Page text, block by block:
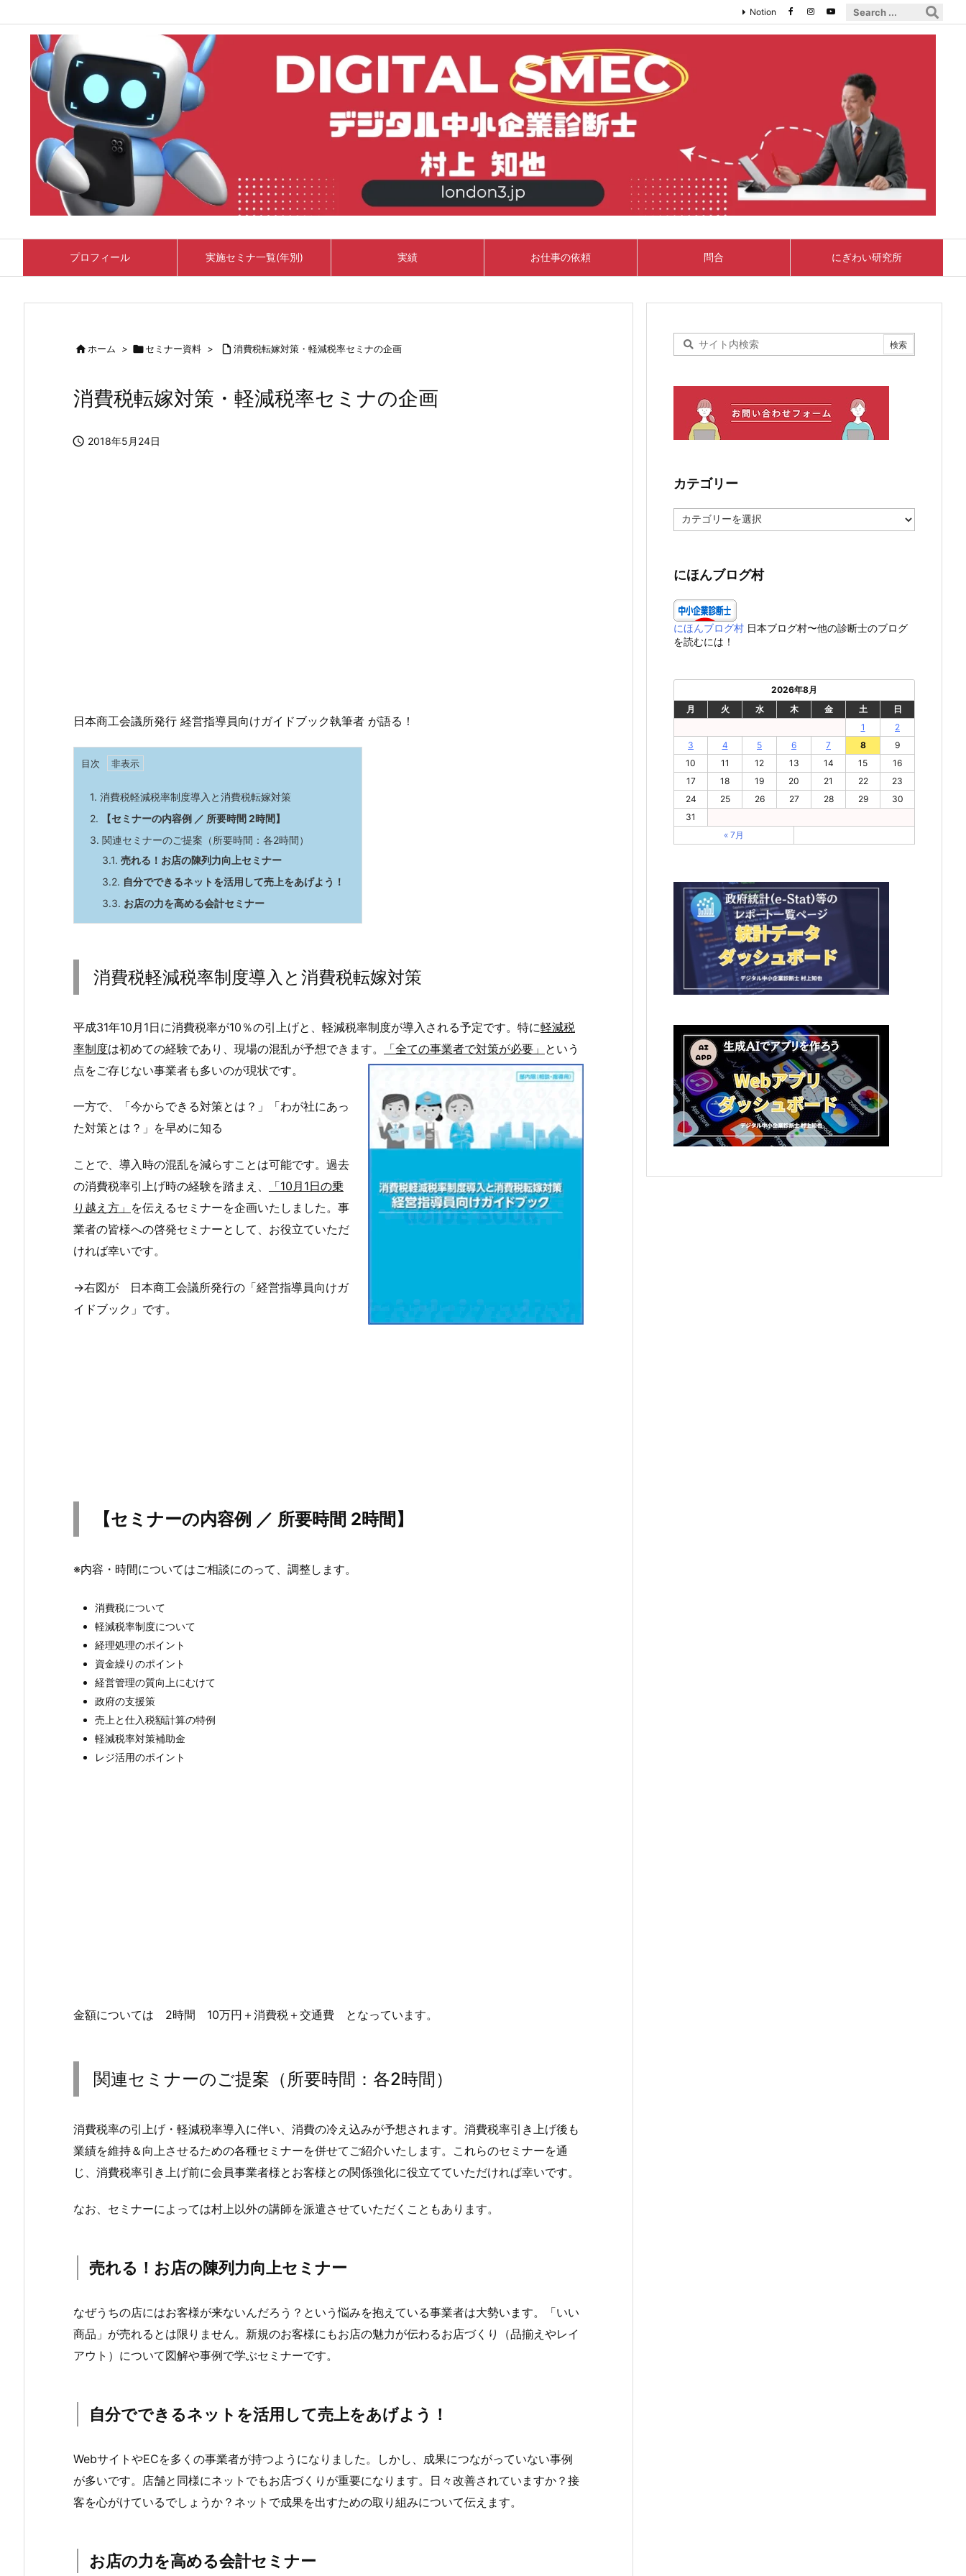
プロフィール 実施セミナ一覧(年別) 実績 お仕事の依頼 問合 にぎわい研究所
Notion
ホーム > セミナー資料 >  消費税転嫁対策・軽減税率セミナの企画
消費税転嫁対策・軽減税率セミナの企画
 2018年5月24日
日本商工会議所発行 経営指導員向けガイドブック執筆者 が語る！
目次
1. 消費税軽減税率制度導入と消費税転嫁対策
2.
【セミナーの内容例 ／ 所要時間2時間】
3. 関連セミナーのご提案（所要時間：各2時間）
3.1. 売れる！ お店の陳列力向上セミナー
3.2. 自分でできるネット を活用して売上をあげよう！
3.3. お店の力を高める会計セミナー
消費税軽減税率制度導入と消費税転嫁対策
平成31年10月1日に消費税率が10％の引上げと、軽減税率制度が導入される予定です。特に軽減税
率制度は初めての経験であり、現場の混乱が予想できます。 「全ての事業者で対策が必要」 という
点をご存じない事業者も多いのが現状です。
一方で、「今からできる対策とは？」「わが社にあっ
た対策とは？」を早めに知る
ことで、導入時の混乱を減らすことは可能です。過去
の消費税率引上げ時の経験を踏まえ、
「10月 1日の乗
り越え方」 を伝えるセミナーを企画いたしました。事
業者の皆様への啓発セミナーとして、お役立ていただ
ければ幸いです。
→右図が 日本商工会議所発行の「経営指導員向けガ
イドブック」です。
【セミナーの内容例 ／ 所要時間 2時間 】
※内容・時間についてはご相談にのって、調整します。
消費税について
軽減税率制度について
経理処理のポイント
資金繰りのポイント
経営管理の質向上にむけて
政府の支援策
売上と仕入税額計算の特例
軽減税率対策補助金
レジ活用のポイント
金額については 2時間 10万円＋消費税＋交通費 となっています。
関連セミナーのご提案（所要時間：各2時間）
消費税率の引上げ・軽減税率導入に伴い、消費の冷え込みが予想されます。消費税率引き上げ後も
業績を維持＆向上させるための各種セミナーを併せてご紹介いたします。これらのセミナーを通
じ、消費税率引き上げ前に会員事業者様とお客様との関係強化に役立てていただければ幸いです。
なお、セミナーによっては村上以外の講師を派遣させていただくこともあります。
売れる！ お店の陳列力向上セミナー
なぜうちの店にはお客様が来ないんだろう？という悩みを抱えている事業者は大勢います。「いい
商品」が売れるとは限りません。新規のお客様にもお店の魅力が伝わるお店づくり（品揃えやレイ
アウト）について図解や事例で学ぶセミナーです。
自分でできるネット を活用して売上をあげよう！
WebサイトやECを多くの事業者が持つようになりました。しかし、成果につながっていない事例
が多いです。店舗と同様にネットでもお店づくりが重要になります。日々改善されていますか？接
客を心がけているでしょうか？ネットで成果を出すための取り組みについて伝えます。
お店の力を高める会計セミナー
カテゴリー
テ
ー
にほんブログ村
にほんブログ村 日本ブログ村〜他の診断士のブログ
を読むには！
2026年8月
月
火 水 木 金 土
日
1
2
3
4 5 6 7 8
9
10
11 12 13 14 15
16
17
18 19 20 21 22
23
24
25 26 27 28 29
30
31
« 7月